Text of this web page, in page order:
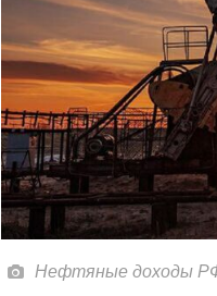
Нефтяные доходы